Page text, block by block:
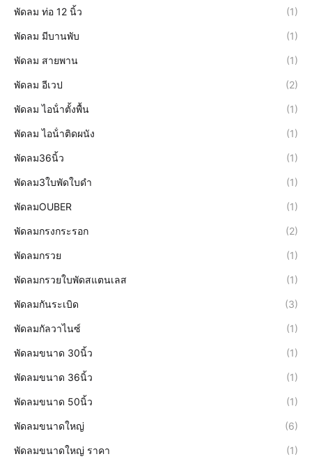
พัดลม ท่อ 12 นิ้ว (1)
พัดลม มีบานพับ (1)
พัดลม สายพาน (1)
พัดลม อีเวป (2)
พัดลม ไอน้ําตั้งพื้น (1)
พัดลม ไอน้ําติดผนัง (1)
พัดลม36นิ้ว (1)
พัดลม3ใบพัดใบดำ (1)
พัดลมOUBER (1)
พัดลมกรงกระรอก (2)
พัดลมกรวย (1)
พัดลมกรวยใบพัดสแตนเลส (1)
พัดลมกันระเบิด (3)
พัดลมกัลวาไนซ์ (1)
พัดลมขนาด 30นิ้ว (1)
พัดลมขนาด 36นิ้ว (1)
พัดลมขนาด 50นิ้ว (1)
พัดลมขนาดใหญ่ (6)
พัดลมขนาดใหญ่ ราคา (1)